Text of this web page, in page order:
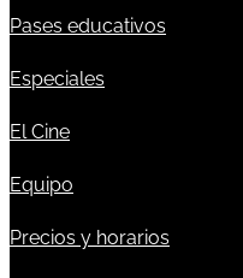
Pases educativos
Especiales
El Cine
Equipo
Precios y horarios